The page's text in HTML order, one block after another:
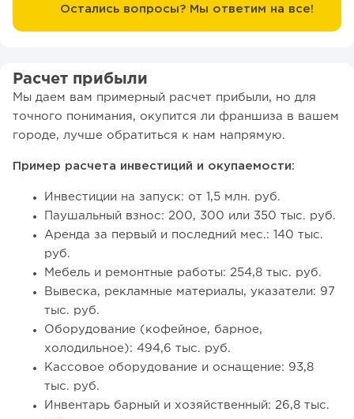
Остались вопросы? Мы ответим на все!
Расчет прибыли
Мы даем вам примерный расчет прибыли, но для
точного понимания, окупится ли франшиза в вашем
городе, лучше обратиться к нам напрямую.
Пример расчета инвестиций и окупаемости:
Инвестиции на запуск: от 1,5 млн. руб.
Паушальный взнос: 200, 300 или 350 тыс. руб.
Аренда за первый и последний мес.: 140 тыс.
руб.
Мебель и ремонтные работы: 254,8 тыс. руб.
Вывеска, рекламные материалы, указатели: 97
тыс. руб.
Оборудование (кофейное, барное,
холодильное): 494,6 тыс. руб.
Кассовое оборудование и оснащение: 93,8
тыс. руб.
Инвентарь барный и хозяйственный: 26,8 тыс.